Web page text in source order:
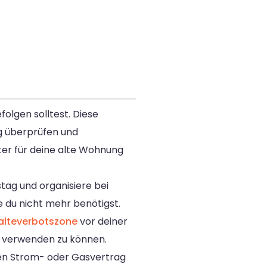
solltest. Diese
überprüfen und
für deine alte Wohnung
und organisiere bei
du nicht mehr benötigst.
vor deiner
zu können.
Strom- oder Gasvertrag